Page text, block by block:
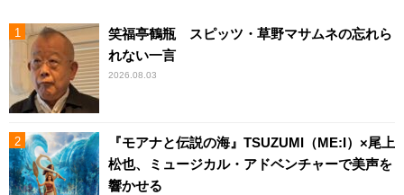
笑福亭鶴瓶 スピッツ・草野マサムネの忘れら
れない一言
2026.08.03
『モアナと伝説の海』TSUZUMI（ME:I）×尾上
松也、ミュージカル・アドベンチャーで美声を
響かせる